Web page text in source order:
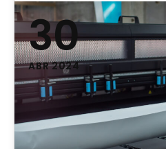
30
ABR 2024